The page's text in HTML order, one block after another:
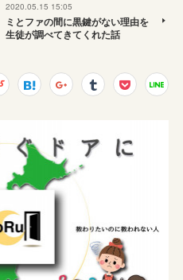
2020.05.15 15:05
ミとファの間に黒鍵がない理由を
生徒が調べてきてくれた話